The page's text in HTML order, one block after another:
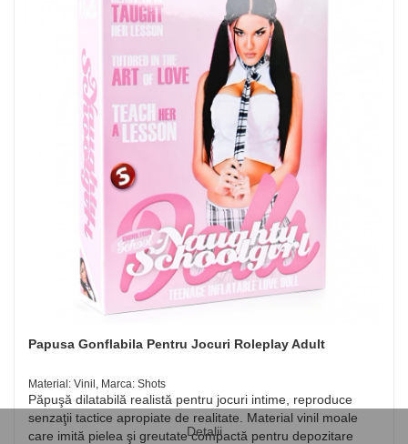
Detalii
Papusa Gonflabila Pentru Jocuri Roleplay Adult
Material: Vinil, Marca: Shots
Păpuşă dilatabilă realistă pentru jocuri intime, reproduce
senzaţii tactice apropiate de realitate. Material vinil moale
care imită pielea şi greutate compactă pentru depozitare